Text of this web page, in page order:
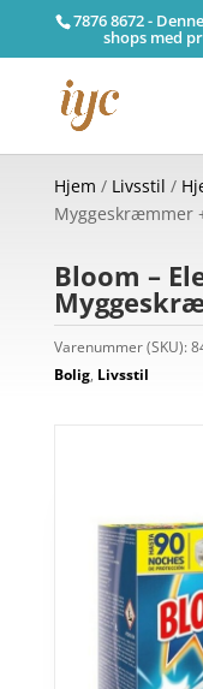
7876 8672 -
shops med
Hjem / Livsstil /
Myggeskræmmer
Bloom –
Varenummer (SKU):
Bolig, Livsstil